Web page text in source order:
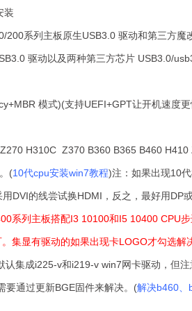
装
系列主板原生USB3.0 驱动和第三方魔
驱动以及两种第三方芯片 USB3.0/
模式)(支持UEFI+GPT让开机速度更
H310C Z370 B360 B365 B460 H410
(10代cpu安装win7教程)注： 如果出现10
DVI的线尝试换HDMI，反之，最好用DP或
系列主板搭配I3 10100和I5 10400 CPU步
集显有驱动的如果出现卡LOGO才勾选解
认集成i225-v和i219-v win7网卡驱动， 但注
要通过更新BGE固件来解决。(解决b460、